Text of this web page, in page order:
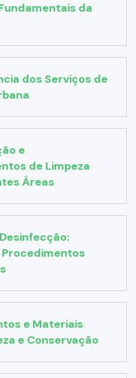
da
dos Serviços de
e
de Limpeza
Áreas
e Materiais
e Conservação